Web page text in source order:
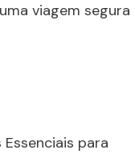
viagem segura
para